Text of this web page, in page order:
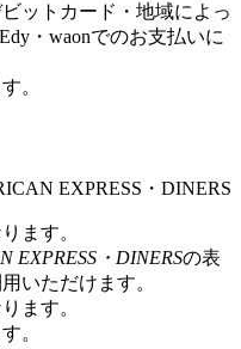
ットカード・地域によっ
・waonでのお支払いに
。
ます。
EXPRESS・DINERSの表
いただけます。
ます。
。